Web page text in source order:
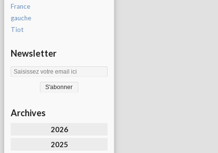
France
gauche
Tiot
Newsletter
Archives
2026
2025